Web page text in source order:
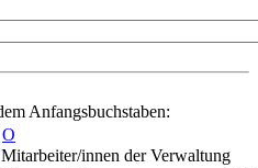
Anfangsbuchstaben:
O
innen der Verwaltung